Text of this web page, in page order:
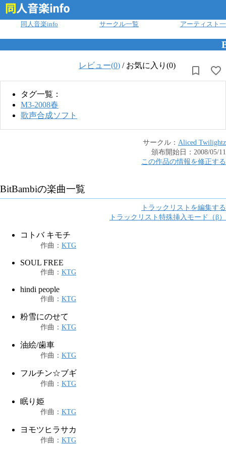
同人音楽info サークル一覧 アーティスト
レビュー(0) / お気に入り(0)
タグ一覧：
M3-2008春
歌声合成ソフト
サークル： Aliced Twilightz
頒布開始日： 2008/05/11
この作品の情報を修正する
BitBambiの楽曲一覧
トラックリストを編集する
トラックリスト特殊挿入モード（β）
コトバ キモチ
作曲 ： KTG
SOUL FREE
作曲 ： KTG
hindi people
作曲 ： KTG
粉雪にのせて
作曲 ： KTG
油絵/歯車
作曲 ： KTG
フルチン☆ブギ
作曲 ： KTG
眠り姫
作曲 ： KTG
ヨモツヒラサカ
作曲 ： KTG